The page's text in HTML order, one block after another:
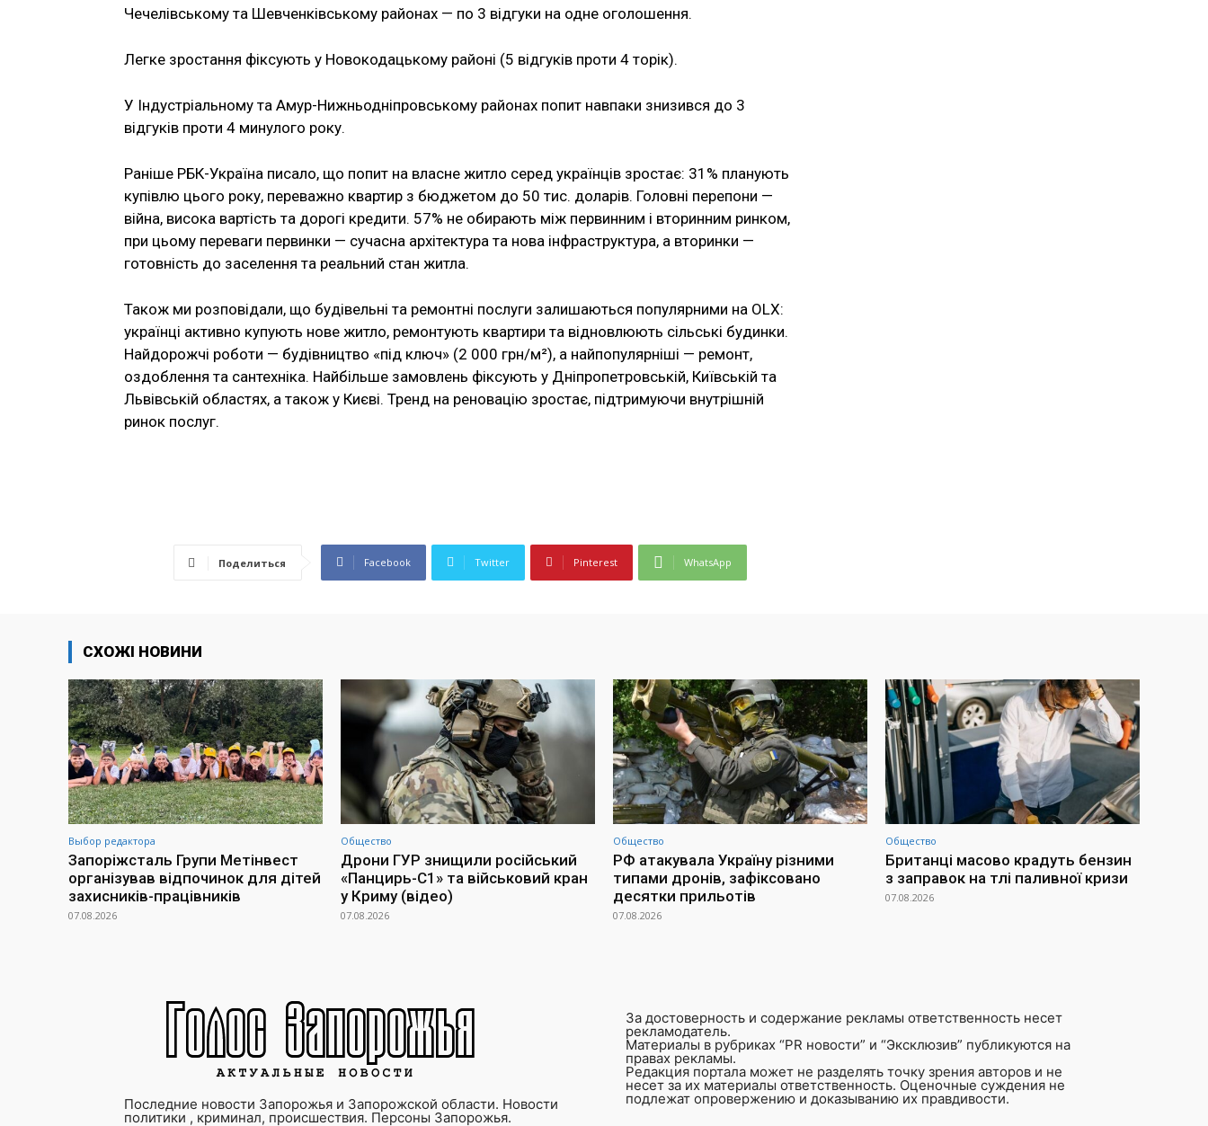
Чечелівському та Шевченківському районах — по 3 відгуки на одне оголошення.
Легке зростання фіксують у Новокодацькому районі (5 відгуків проти 4 торік).
У Індустріальному та Амур-Нижньодніпровському районах попит навпаки знизився до 3
відгуків проти 4 минулого року.
Раніше РБК-Україна писало, що попит на власне житло серед українців зростає: 31% планують
купівлю цього року, переважно квартир з бюджетом до 50 тис. доларів. Головні перепони —
війна, висока вартість та дорогі кредити. 57% не обирають між первинним і вторинним ринком,
при цьому переваги первинки — сучасна архітектура та нова інфраструктура, а вторинки —
готовність до заселення та реальний стан житла.
Також ми розповідали, що будівельні та ремонтні послуги залишаються популярними на OLX:
українці активно купують нове житло, ремонтують квартири та відновлюють сільські будинки.
Найдорожчі роботи — будівництво «під ключ» (2 000 грн/м²), а найпопулярніші — ремонт,
оздоблення та сантехніка. Найбільше замовлень фіксують у Дніпропетровській, Київській та
Львівській областях, а також у Києві. Тренд на реновацію зростає, підтримуючи внутрішній
ринок послуг.
Поделиться Facebook Twitter Pinterest WhatsApp
СХОЖІ НОВИНИ
Выбор редактора
Запоріжсталь Групи Метінвест
організував відпочинок для дітей
захисників-працівників
07.08.2026
Общество
Дрони ГУР знищили російський
«Панцирь-С1» та військовий кран
у Криму (відео)
07.08.2026
Общество
РФ атакувала Україну різними
типами дронів, зафіксовано
десятки прильотів
07.08.2026
Общество
Британці масово крадуть бензин
з заправок на тлі паливної кризи
07.08.2026
Последние новости Запорожья и Запорожской области. Новости
политики , криминал, происшествия. Персоны Запорожья.
За достоверность и содержание рекламы ответственность несет
рекламодатель.
Материалы в рубриках “PR новости” и “Эксклюзив” публикуются на
правах рекламы.
Редакция портала может не разделять точку зрения авторов и не
несет за их материалы ответственность. Оценочные суждения не
подлежат опровержению и доказыванию их правдивости.